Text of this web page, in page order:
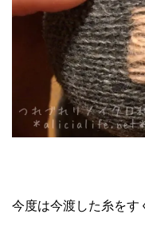
今度は今渡した糸をす